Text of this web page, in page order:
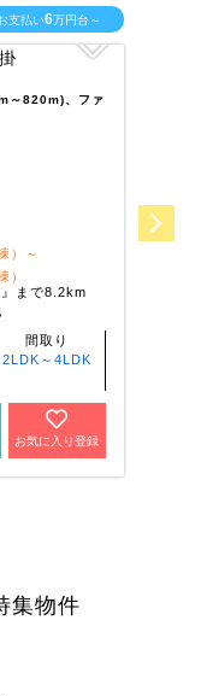
支払い6万円台～
～820m)、ファ
）～
）
まで8.2km
間取り
2LDK～4LDK
お気に入り登録
集物件